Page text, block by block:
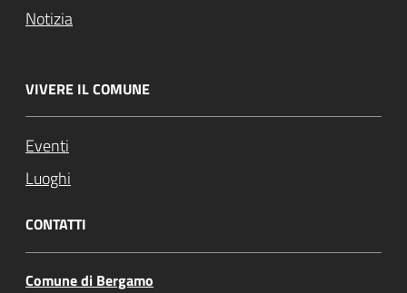
Notizia
VIVERE IL COMUNE
Eventi
Luoghi
CONTATTI
Comune di Bergamo